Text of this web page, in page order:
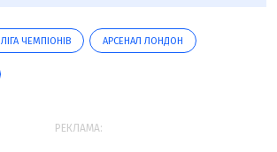
ЛІГА ЧЕМПІОНІВ АРСЕНАЛ ЛОНДОН
РЕКЛАМА: